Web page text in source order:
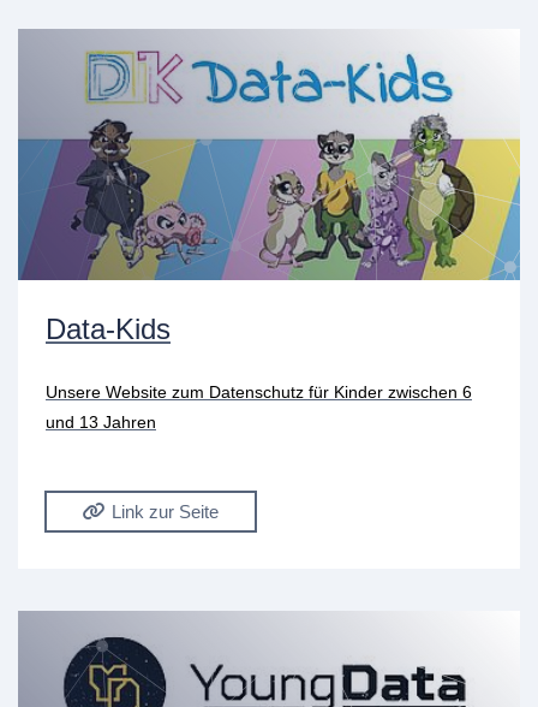
Data-Kids
Unsere Website zum Datenschutz für Kinder zwischen 6
und 13 Jahren
Link zur Seite